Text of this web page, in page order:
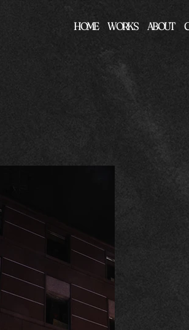
HOME WORKS ABOUT